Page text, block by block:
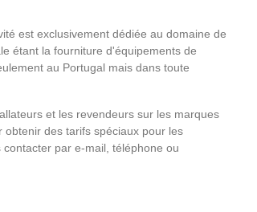
est exclusivement dédiée au domaine de
étant la fourniture d'équipements de
au Portugal mais dans toute
et les revendeurs sur les marques
des tarifs spéciaux pour les
par e-mail, téléphone ou